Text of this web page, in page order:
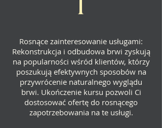
1
Rosnące zainteresowanie usługami:
Rekonstrukcja i odbudowa brwi zyskują
na popularności wśród klientów, którzy
poszukują efektywnych sposobów na
przywrócenie naturalnego wyglądu
brwi. Ukończenie kursu pozwoli Ci
dostosować ofertę do rosnącego
zapotrzebowania na te usługi.